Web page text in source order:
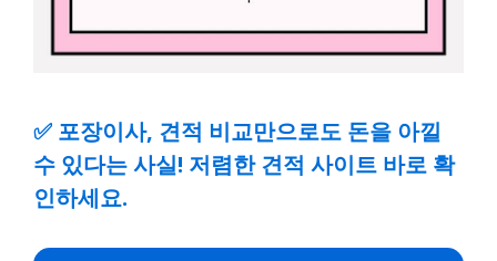
✅ 포장이사, 견적 비교만으로도 돈을 아낄
수 있다는 사실! 저렴한 견적 사이트 바로 확
인하세요.